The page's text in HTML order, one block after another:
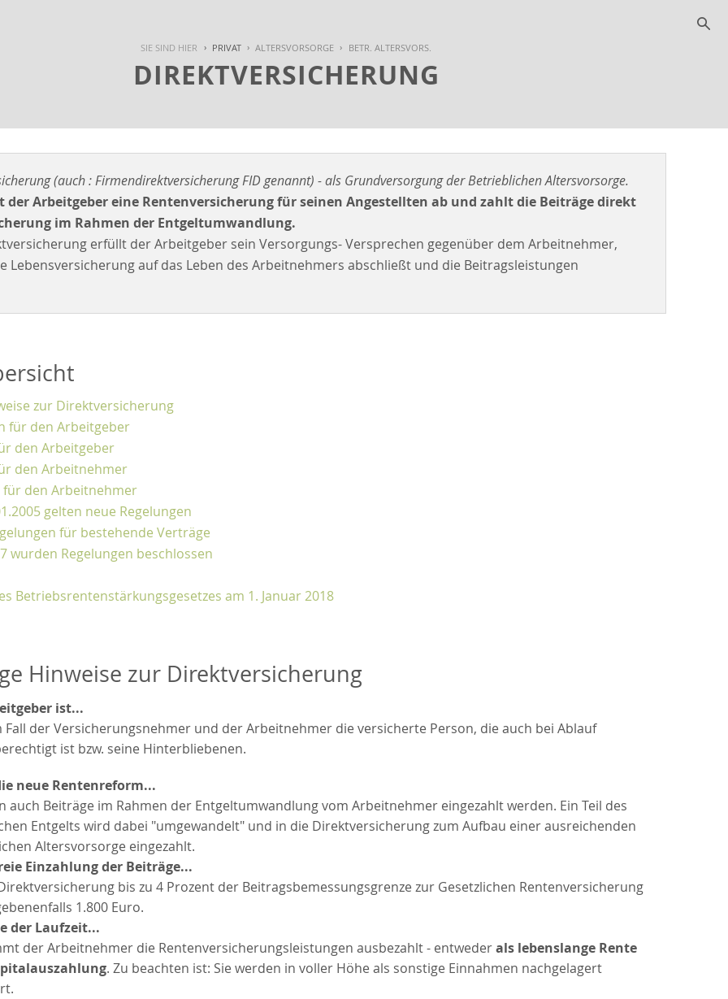
SIE SIND HIER PRIVAT ALTERSVORSORGE BETR. ALTERSVORS.
DIREKTVERSICHERUNG
(auch : Firmendirektversicherung FID genannt) - als Grundversorgung der Betrieblichen Altersvorsorge.
der Arbeitgeber eine Rentenversicherung für seinen Angestellten ab und zahlt die Beiträge direkt
im Rahmen der Entgeltumwandlung.
erfüllt der Arbeitgeber sein Versorgungs- Versprechen gegenüber dem Arbeitnehmer,
Lebensversicherung auf das Leben des Arbeitnehmers abschließt und die Beitragsleistungen
zur Direktversicherung
für den Arbeitgeber
den Arbeitgeber
den Arbeitnehmer
für den Arbeitnehmer
gelten neue Regelungen
für bestehende Verträge
wurden Regelungen beschlossen
Betriebsrentenstärkungsgesetzes am 1. Januar 2018
Hinweise zur Direktversicherung
ist...
Fall der Versicherungsnehmer und der Arbeitnehmer die versicherte Person, die auch bei Ablauf
ist bzw. seine Hinterbliebenen.
neue Rentenreform...
auch Beiträge im Rahmen der Entgeltumwandlung vom Arbeitnehmer eingezahlt werden. Ein Teil des
Entgelts wird dabei "umgewandelt" und in die Direktversicherung zum Aufbau einer ausreichenden
Altersvorsorge eingezahlt.
Einzahlung der Beiträge...
bis zu 4 Prozent der Beitragsbemessungsgrenze zur Gesetzlichen Rentenversicherung
1.800 Euro.
der Laufzeit...
der Arbeitnehmer die Rentenversicherungsleistungen ausbezahlt - entwederals lebenslange Rente
. Zu beachten ist: Sie werden in voller Höhe als sonstige Einnahmen nachgelagert